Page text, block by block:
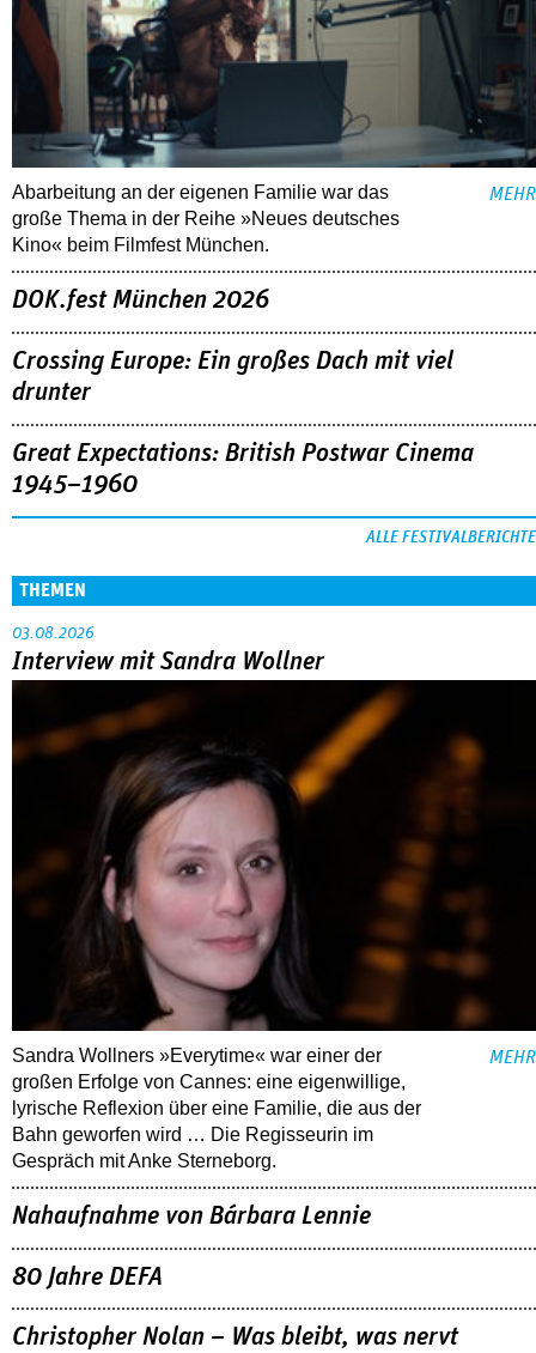
Abarbeitung an der eigenen Familie war das
große Thema in der Reihe »Neues deutsches
Kino« beim Filmfest München.
MEHR
DOK.fest München 2026
Crossing Europe: Ein großes Dach mit viel
drunter
Great Expectations: British Postwar Cinema
1945–1960
ALLE FESTIVALBERICHTE
THEMEN
03.08.2026
Interview mit Sandra Wollner
Sandra Wollners »Everytime« war einer der
großen Erfolge von Cannes: eine eigenwillige,
lyrische Reflexion über eine ­Familie, die aus der
Bahn geworfen wird … Die Regisseurin im
Gespräch mit Anke Sterneborg.
MEHR
Nahaufnahme von Bárbara Lennie
80 Jahre DEFA
Christopher Nolan – Was bleibt, was nervt